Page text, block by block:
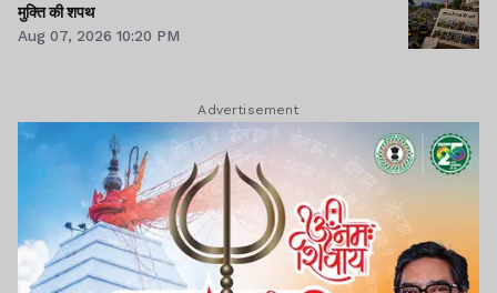
मुक्ति की शपथ
Aug 07, 2026 10:20 PM
Advertisement